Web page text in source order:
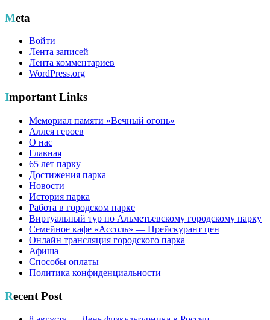
Meta
Войти
Лента записей
Лента комментариев
WordPress.org
Important Links
Мемориал памяти «Вечный огонь»
Аллея героев
О нас
Главная
65 лет парку
Достижения парка
Новости
История парка
Работа в городском парке
Виртуальный тур по Альметьевскому городскому парку
Семейное кафе «Ассоль» — Прейскурант цен
Онлайн трансляция городского парка
Афиша
Способы оплаты
Политика конфиденциальности
Recent Post